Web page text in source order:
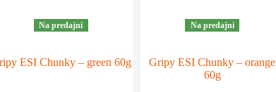
Na predajni
ESI Chunky – green 60g
Na predajni
Gripy ESI Chunky – orange
60g